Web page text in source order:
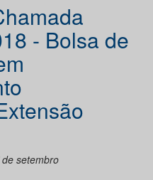
- Bolsa de
setembro